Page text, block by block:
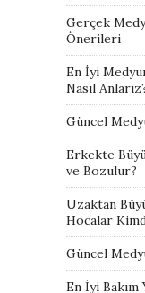
Gerçek
Önerileri
En İyi
Nasıl
Güncel
Erkekte Büyü
ve Bozulur?
Uzaktan
Hocalar
Güncel
En İyi Bakım